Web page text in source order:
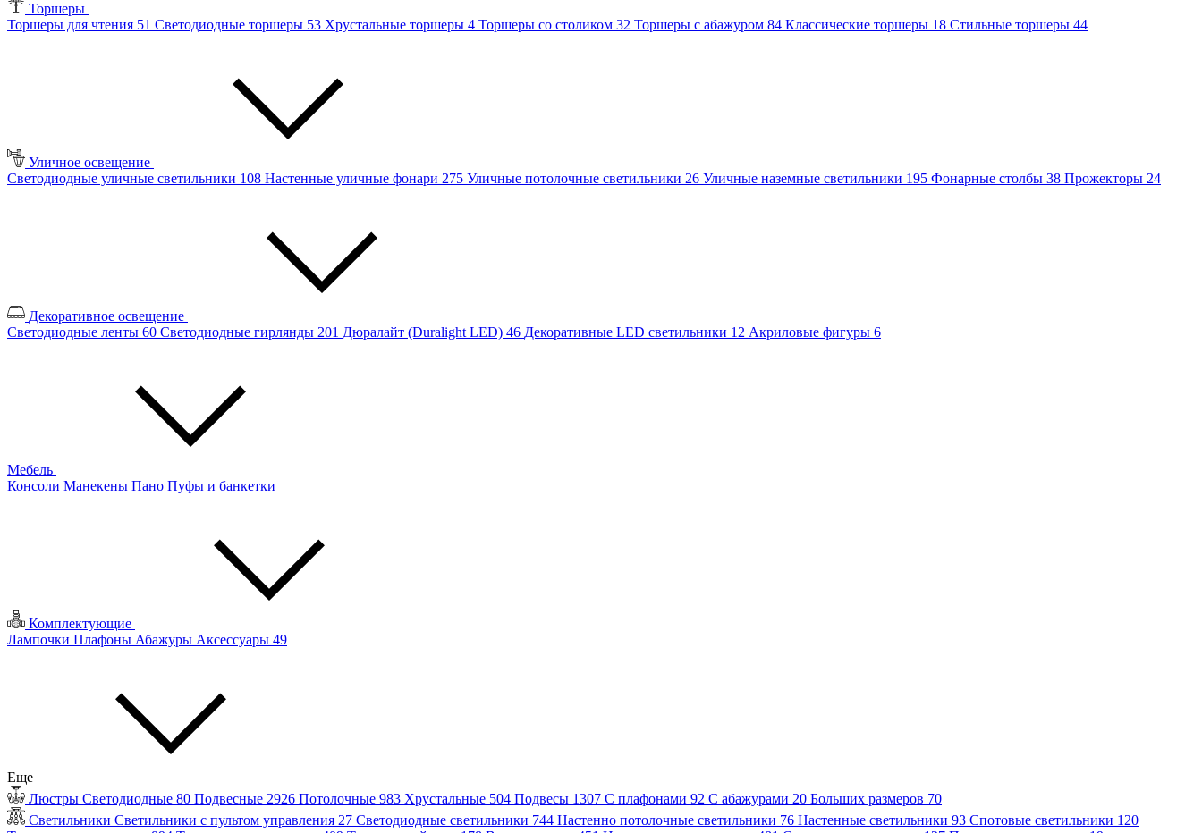
Торшеры
Торшеры для чтения 51 Светодиодные торшеры 53 Хрустальные торшеры 4 Торшеры со столиком 32 Торшеры с абажуром 84 Классические торшеры 18 Стильные торшеры 44
Уличное освещение
Светодиодные уличные светильники 108 Настенные уличные фонари 275 Уличные потолочные светильники 26 Уличные наземные светильники 195 Фонарные столбы 38 Прожекторы 24
Декоративное освещение
Светодиодные ленты 60 Светодиодные гирлянды 201 Дюралайт (Duralight LED) 46 Декоративные LED светильники 12 Акриловые фигуры 6
Мебель
Консоли Манекены Пано Пуфы и банкетки
Комплектующие
Лампочки Плафоны Абажуры Аксессуары 49
Еще
Люстры Светодиодные 80 Подвесные 2926 Потолочные 983 Хрустальные 504 Подвесы 1307 С плафонами 92 С абажурами 20 Больших размеров 70
Светильники Светильники с пультом управления 27 Светодиодные светильники 744 Настенно потолочные светильники 76 Настенные светильники 93 Спотовые светильники 120